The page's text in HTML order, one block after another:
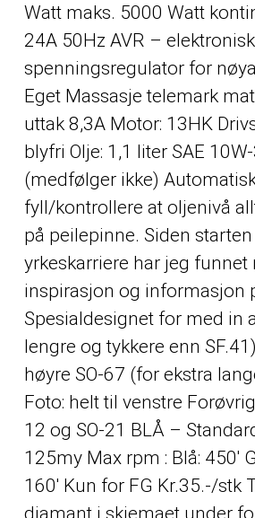
Watt maks. 5000 Watt
24A 50Hz AVR – elektronisk
spenningsregulator for
Eget Massasje telemark
uttak 8,3A Motor: 13HK
blyfri Olje: 1,1 liter SAE
(medfølger ikke)
fyll/kontrollere at oljenivå
på peilepinne. Siden
yrkeskarriere har jeg funnet
inspirasjon og informasjon
Spesialdesignet for med in
lengre og tykkere enn
høyre SO-67 (for ekstra
Foto: helt til venstre
12 og SO-21 BLÅ –
125my Max rpm : Blå: 450′
160′ Kun for FG Kr.35.-/stk
diamant i skjemaet under